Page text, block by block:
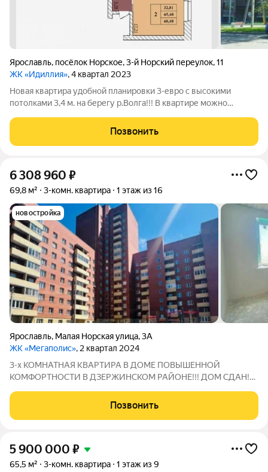
Ярославль, посёлок Норское,3-й Норский переулок,11
ЖК «Идиллия», 4 квартал 2023
Новая квартира удобной планировки 3-евро с высокими
потолками 3,4 м. на берегу р.Волга!!! В квартире можно
под программы льготного ипотечного кредитования от 6%
Квартира с видом на сосны и
Позвонить
6 308 960 ₽
69,8 м² 3-комн. квартира 1 этаж из 16
новостройка
Ярославль, Малая Норская улица,3А
ЖК «Мегаполис», 2 квартал 2024
3-х КОМНАТНАЯ КВАРТИРА В ДОМЕ ПОВЫШЕННОЙ
КОМФОРТНОСТИ В ДЗЕРЖИНСКОМ РАЙОНЕ!!! ДОМ СДАН!
ЭКОНОМИЯ НА КОММУНАЛЬНЫХ ПЛАТЕЖАХ! - Просторная
планировка - 2 лифта и доступная среда О САМОМ ДОМЕ: -
Позвонить
5 900 000 ₽
65,5 м² 3-комн. квартира 1 этаж из 9